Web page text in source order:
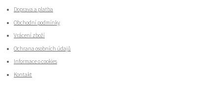
Doprava a platba
Obchodní podmínky
Vrácení zboží
Ochrana osobních údajů
Informace o cookies
Kontakt